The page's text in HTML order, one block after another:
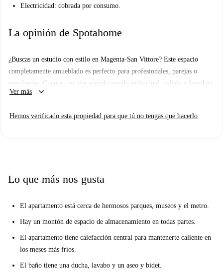
Electricidad: cobrada por consumo.
La opinión de Spotahome
¿Buscas un estudio con estilo en Magenta-San Vittore? Este espacio
completamente amueblado es perfecto para profesionales, parejas o
estudiantes. Cuenta con aire acondicionado individual, balcón y lavadora
privada. Si bien no hay secadora ni lavavajillas disponibles, el
estancia cómoda. Se admiten mascotas y el edificio cuenta con ascensor
Magenta-San Vittore es una zona vibrante de Milán que ofrece una gran
disfrutar de la cocina italiana en Le Capannelle, comprar en el mercado
de Esselunga, visitar lugares de interés cultural como el Museo
Sagrado Corazón, o explorar los históricos Resto del Mausoleo Imperial
en San Vittore al Corpo. La zona rebosa de significado cultural y ofrece
una práctica comodidad para cualquier inquilino.
Ver más keyboard_arrow_down
Hemos verificado esta propiedad para que tú no tengas que hacerlo
Lo que más nos gusta
El apartamento está cerca de hermosos parques, museos y el metro.
Hay un montón de espacio de almacenamiento en todas partes.
El apartamento tiene calefacción central para mantenerte caliente en
los meses más fríos.
El baño tiene una ducha, lavabo y un aseo y bidet.